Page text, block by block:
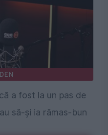
a fost la un pas de
să-și ia rămas-bun